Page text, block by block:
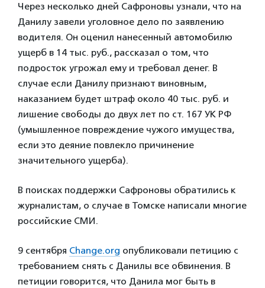
Через несколько дней Сафроновы узнали, что на
Данилу завели уголовное дело по заявлению
водителя. Он оценил нанесенный автомобилю
ущерб в 14 тыс. руб., рассказал о том, что
подросток угрожал ему и требовал денег. В
случае если Данилу признают виновным,
наказанием будет штраф около 40 тыс. руб. и
лишение свободы до двух лет по ст. 167 УК РФ
(умышленное повреждение чужого имущества,
если это деяние повлекло причинение
значительного ущерба).
В поисках поддержки Сафроновы обратились к
журналистам, о случае в Томске написали многие
российские СМИ.
9 сентября Change.org опубликовали петицию с
требованием снять с Данилы все обвинения. В
петиции говорится, что Данила мог быть в